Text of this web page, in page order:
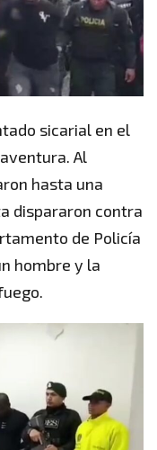
sicarial en el
Al
hasta una
dispararon contra
de Policía
hombre y la